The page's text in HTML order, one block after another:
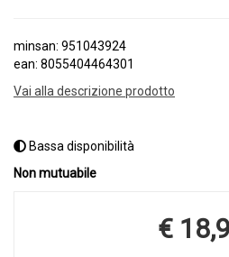
minsan: 951043924
ean: 8055404464301
Vai alla descrizione prodotto
Bassa disponibilità
Non mutuabile
€